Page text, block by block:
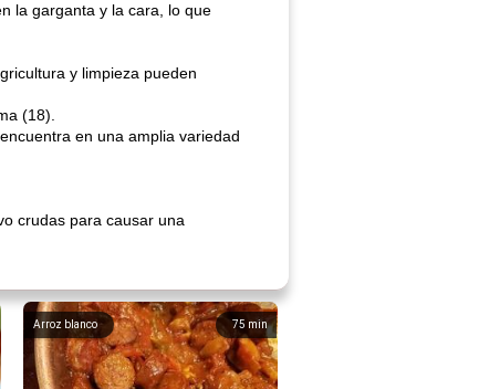
la garganta y la cara, lo que
y limpieza pueden
(18).
en una amplia variedad
crudas para causar una
75 min
Arroz blanco